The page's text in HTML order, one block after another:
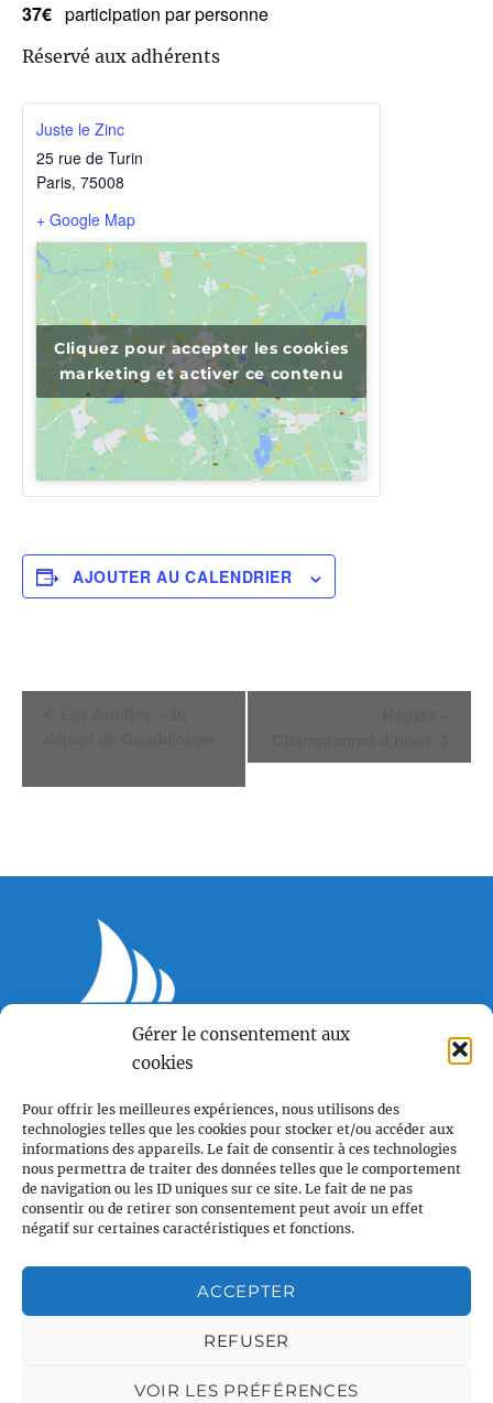
Gérer le consentement aux
cookies
Pour offrir les meilleures expériences, nous utilisons des
technologies telles que les cookies pour stocker et/ou accéder aux
informations des appareils. Le fait de consentir à ces technologies
nous permettra de traiter des données telles que le comportement
de navigation ou les ID uniques sur ce site. Le fait de ne pas
consentir ou de retirer son consentement peut avoir un effet
négatif sur certaines caractéristiques et fonctions.
ACCEPTER
REFUSER
VOIR LES PRÉFÉRENCES
37€ participation par personne
Réservé aux adhérents
Juste le Zinc
25 rue de Turin
Paris, 75008
+ Google Map
Cliquez pour accepter les cookies
marketing et activer ce contenu
AJOUTER AU CALENDRIER
Voile et Croisière en Liberté
Centre LGBTQI+, 63 rue Beaubourg 75003 Paris
Associations partenaires